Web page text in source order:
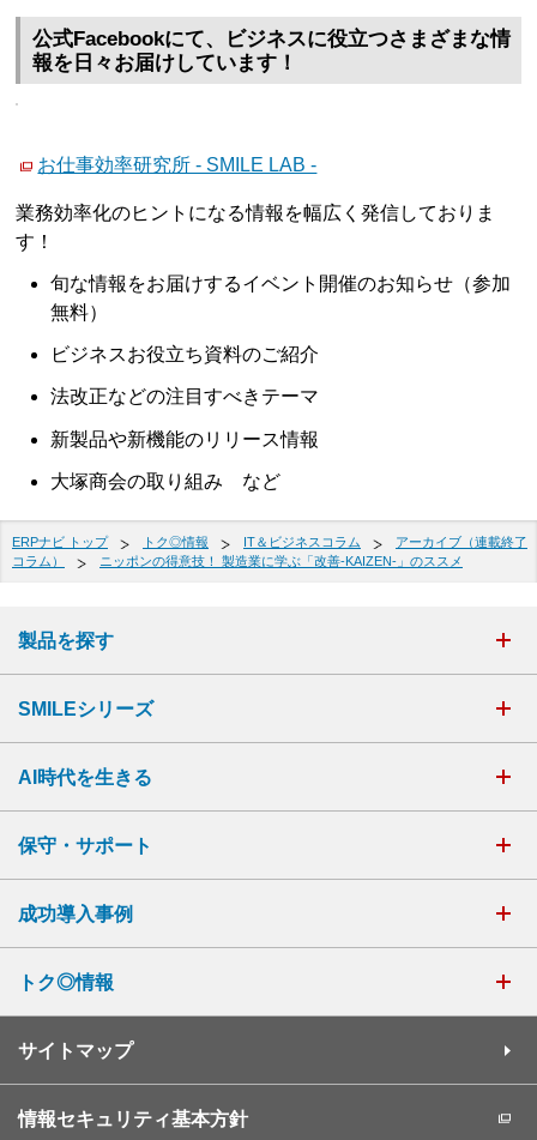
公式Facebookにて、ビジネスに役立つさまざまな情
報を日々お届けしています！
お仕事効率研究所 - SMILE LAB -
業務効率化のヒントになる情報を幅広く発信しておりま
す！
旬な情報をお届けするイベント開催のお知らせ（参加
無料）
ビジネスお役立ち資料のご紹介
法改正などの注目すべきテーマ
新製品や新機能のリリース情報
大塚商会の取り組み など
ERPナビ トップ トク◎情報 IT＆ビジネスコラム
アーカイブ（連載終了
コラム）
ニッポンの得意技！ 製造業に学ぶ「改善-KAIZEN-」のススメ
製品を探す
SMILEシリーズ
AI時代を生きる
保守・サポート
成功導入事例
トク◎情報
サイトマップ
情報セキュリティ基本方針